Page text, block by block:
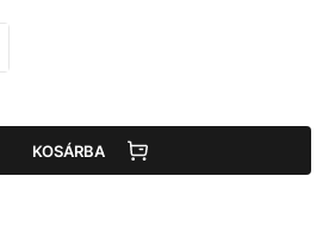
KOSÁRBA